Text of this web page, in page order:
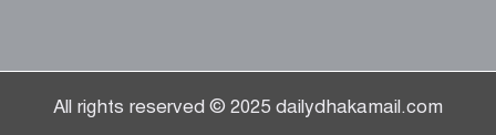
All rights reserved © 2025 dailydhakamail.com